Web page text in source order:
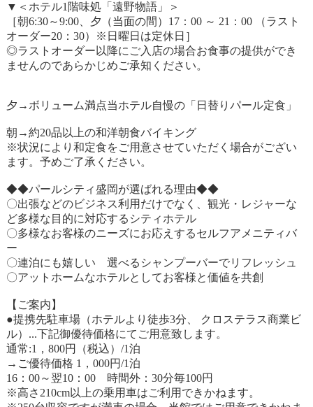
▼＜ホテル1階味処「遠野物語」＞
［朝6:30～9:00、夕（当面の間）17：00 ～ 21：00 （ラスト
オーダー20：30）※日曜日は定休日］
◎ラストオーダー以降にご入店の場合お食事の提供ができ
ませんのであらかじめご承知ください。
夕→ボリューム満点当ホテル自慢の「日替りパール定食」
朝→約20品以上の和洋朝食バイキング
※状況により和定食をご用意させていただく場合がござい
ます。予めご了承ください。
◆◆パールシティ盛岡が選ばれる理由◆◆
〇出張などのビジネス利用だけでなく、観光・レジャーな
ど多様な目的に対応するシティホテル
〇多様なお客様のニーズにお応えするセルフアメニティバ
ー
〇連泊にも嬉しい 選べるシャンプーバーでリフレッシュ
〇アットホームなホテルとしてお客様と価値を共創
【ご案内】
●提携先駐車場（ホテルより徒歩3分、 クロステラス商業ビ
ル）...下記御優待価格にてご用意致します。
通常:1，800円（税込）/1泊
→ご優待価格 1，000円/1泊
16：00～翌10：00 時間外：30分毎100円
※高さ210cm以上の乗用車はご利用できかねます。